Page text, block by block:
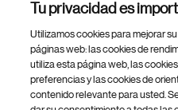
Footer Site Search
Tu privacidad es
Utilizamos cookies para mejorar
páginas web: las cookies de
utiliza esta página web, las
preferencias y las cookies de
contenido relevante para usted.